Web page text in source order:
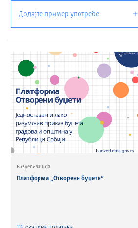
Додајте пример употребе
Визуелизација
Платформа „Отворени буџети“